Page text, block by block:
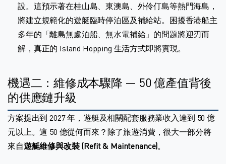
設。這預示著在桂山島、東澳島、外伶仃島等熱門海島，
將建立規範化的遊艇臨時停泊區及補給站。困擾香港船主
多年的「離島無處泊船、無水電補給」的問題將迎刃而
解，真正的 Island Hopping 生活方式即將實現。
機遇二：維修成本驟降 — 50 億產值背後
的供應鏈升級
方案提出到 2027 年，遊艇及相關配套服務業收入達到 50 億
元以上。這 50 億從何而來？除了旅遊消費，很大一部分將
來自遊艇維修與改裝 (Refit & Maintenance)。